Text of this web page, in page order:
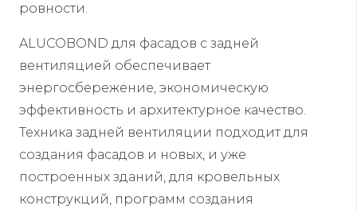
ровности.
ALUCOBOND для фасадов с задней
вентиляцией обеспечивает
энергосбережение, экономическую
эффективность и архитектурное качество.
Техника задней вентиляции подходит для
создания фасадов и новых, и уже
построенных зданий, для кровельных
конструкций, программ создания